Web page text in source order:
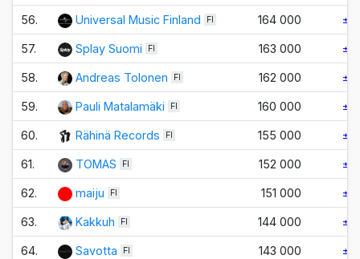
56. Universal Music Finland FI 164 000 ±0
57. Splay Suomi FI 163 000 ±0
58. Andreas Tolonen FI 162 000 ±0
59. Pauli Matalamäki FI 160 000 ±0
60. Rähinä Records FI 155 000 ±0
61. TOMAS FI 152 000 ±0
62. maiju FI 151 000 ±0
63. Kakkuh FI 144 000 ±0
64. Savotta FI 143 000 ±0